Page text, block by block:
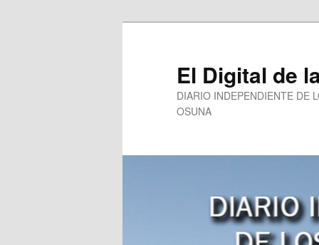
El Digital de
DIARIO INDEPENDIENTE DE
OSUNA